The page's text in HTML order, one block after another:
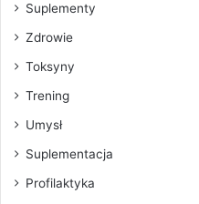
Suplementy
Zdrowie
Toksyny
Trening
Umysł
Suplementacja
Profilaktyka